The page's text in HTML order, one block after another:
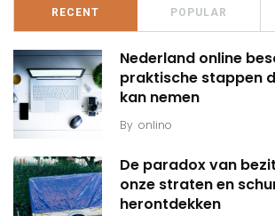
RECENT POPULAR
Nederland online
praktische stappen
kan nemen
By onlino
De paradox van
onze straten en
herontdekken